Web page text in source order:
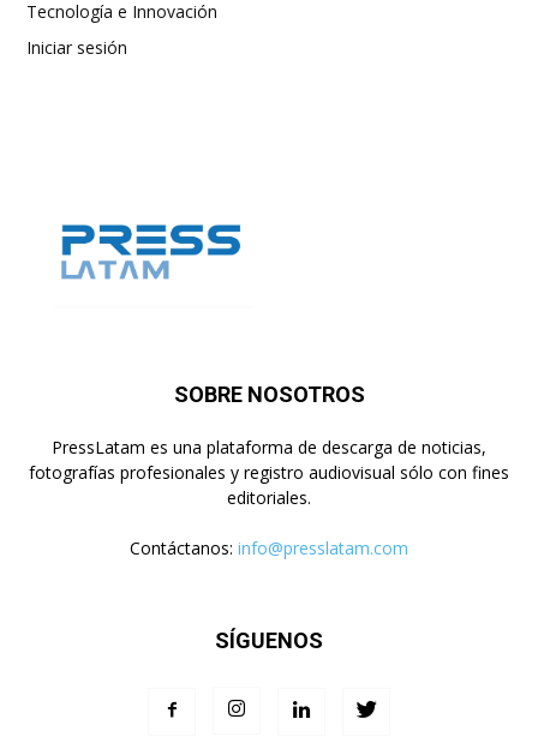
Tecnología e Innovación
Iniciar sesión
SOBRE NOSOTROS
PressLatam es una plataforma de descarga de noticias,
fotografías profesionales y registro audiovisual sólo con fines
editoriales.
Contáctanos: info@presslatam.com
SÍGUENOS